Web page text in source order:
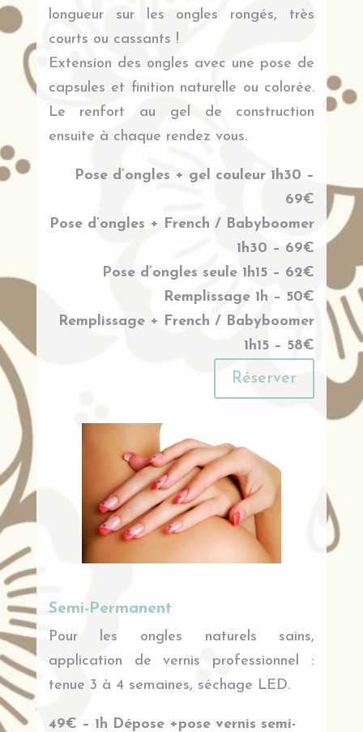
longueur sur les ongles rongés, très
courts ou cassants !
Extension des ongles avec une pose de
capsules et finition naturelle ou colorée.
Le renfort au gel de construction
ensuite à chaque rendez vous.
Pose d’ongles + gel couleur 1h30 –
69€
Pose d’ongles + French / Babyboomer
1h30 – 69€
Pose d’ongles seule 1h15 – 62€
Remplissage 1h – 50€
Remplissage + French / Babyboomer
1h15 – 58€
Réserver
Semi-Permanent
Pour les ongles naturels sains,
application de vernis professionnel :
tenue 3 à 4 semaines, séchage LED.
49€ – 1h Dépose +pose vernis semi-